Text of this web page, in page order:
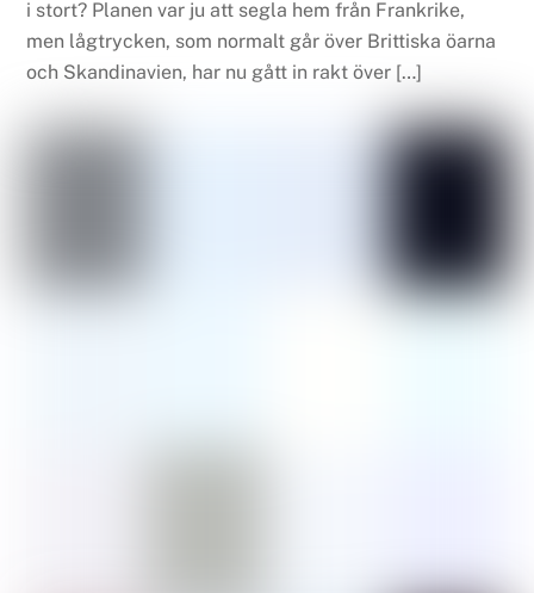
i stort? Planen var ju att segla hem från Frankrike,
men lågtrycken, som normalt går över Brittiska öarna
och Skandinavien, har nu gått in rakt över […]